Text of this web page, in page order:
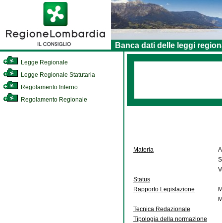
Banca dati delle leggi
Legge Regionale
Legge Regionale Statutaria
Regolamento Interno
Regolamento Regionale
Materia
Status
Rapporto Legislazione
Tecnica Redazionale
Tipologia della normazione